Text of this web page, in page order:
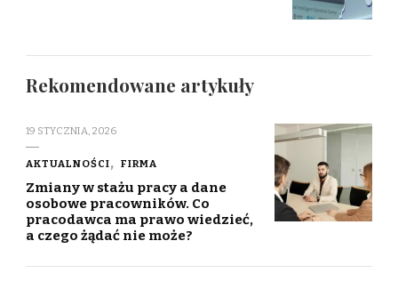
Rekomendowane artykuły
19 STYCZNIA, 2026
AKTUALNOŚCI FIRMA
Zmiany w stażu pracy a dane
osobowe pracowników. Co
pracodawca ma prawo wiedzieć,
a czego żądać nie może?